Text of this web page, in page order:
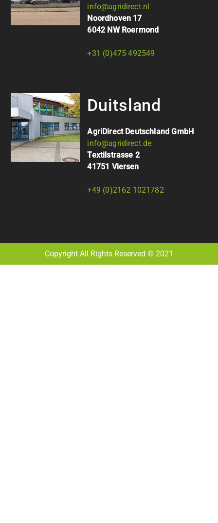
info@agridirect.nl
Noordhoven 17
6042 NW Roermond
+31 (0)475 492549
Duitsland
AgriDirect Deutschland GmbH
info@agridirect.de
Textilstrasse 2
41751 Viersen
+49 (0)2162 1021782
Copyright All Rights Reserved © 2021